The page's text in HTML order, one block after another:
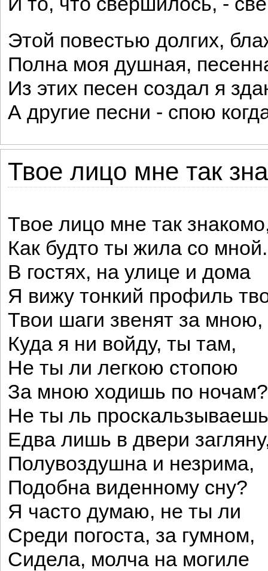
Этой повестью долгих,
Полна моя душная,
Из этих песен создал я
А другие песни - спою
Твое лицо мне так
Твое лицо мне так
Как будто ты жила со мной.
В гостях, на улице и дома
Я вижу тонкий профиль
Твои шаги звенят за мною,
Куда я ни войду, ты там,
Не ты ли легкою стопою
За мною ходишь по ночам?
Не ты ль
Едва лишь в двери
Полувоздушна и незрима,
Подобна виденному сну?
Я часто думаю, не ты ли
Среди погоста, за гумном,
Сидела, молча на могиле